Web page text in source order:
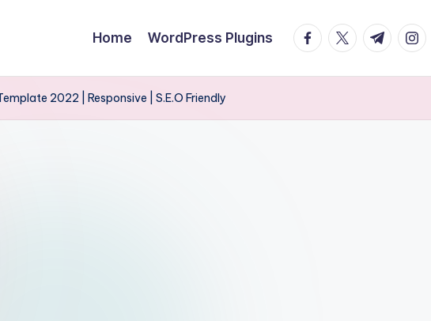
Home WordPress Plugins facebook.com
twitter.com
t.me
2022 | Responsive | S.E.O Friendly